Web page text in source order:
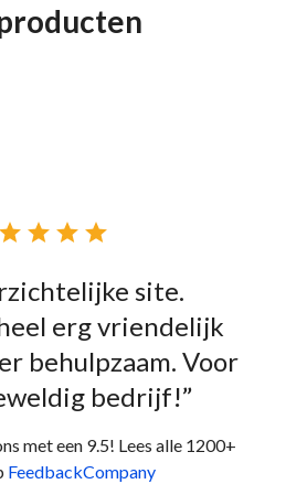
   
site.
erg vriendelijk
behulpzaam. Voor
bedrijf!”
met een 9.5! Lees alle 1200+
FeedbackCompany